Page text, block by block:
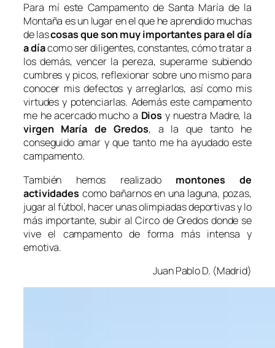
Para mí este Campamento de Santa María de la
Montaña es un lugar en el que he aprendido muchas
de lascosas que son muy importantes para el día
a díacomo ser diligentes, constantes, cómo tratar a
los demás, vencer la pereza, superarme subiendo
cumbres y picos, reflexionar sobre uno mismo para
conocer mis defectos y arreglarlos, así como mis
virtudes y potenciarlas. Además este campamento
me he acercado mucho a Dios y nuestra Madre, la
virgen María de Gredos, a la que tanto he
conseguido amar y que tanto me ha ayudado este
campamento.
También hemos realizado montones de
actividades como bañarnos en una laguna, pozas,
jugar al fútbol, hacer unas olimpiadas deportivas y lo
más importante, subir al Circo de Gredos donde se
vive el campamento de forma más intensa y
emotiva.
Juan Pablo D. (Madrid)